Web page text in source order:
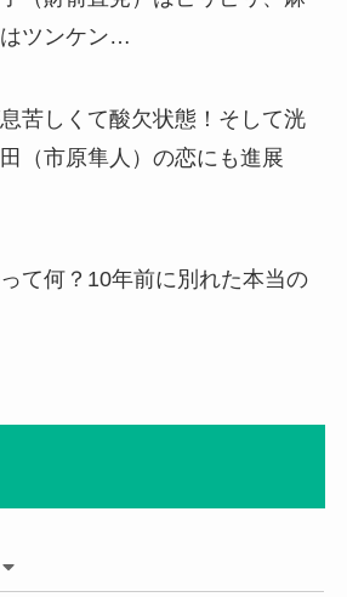
ツンケン…
苦しくて酸欠状態！そして洸
（市原隼人）の恋にも進展
て何？10年前に別れた本当の